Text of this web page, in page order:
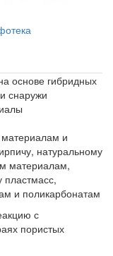
основе гибридных
снаружи
и
натуральному
материалам,
пластмасс,
и поликарбонатам
с
пористых